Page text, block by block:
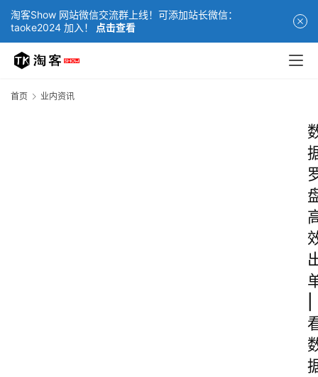
淘客Show 网站微信交流群上线！可添加站长微信：
taoke2024 加入！
点击查看
首页 业内资讯